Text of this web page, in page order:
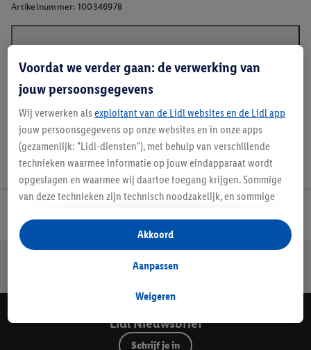
Artikelnummer: 100346978
Veilig winkelen
Lidl Nieuwsbrief
Schrijf je in
Voordat we verder gaan: de verwerking van
jouw persoonsgegevens
Wij verwerken als exploitant van de Lidl websites en de Lidl app
jouw persoonsgegevens op onze websites en in onze apps
(gezamenlijk: "Lidl-diensten"), met behulp van verschillende
technieken waarmee informatie op jouw eindapparaat wordt
opgeslagen en waarmee wij daartoe toegang krijgen. Sommige
van deze technieken zijn technisch noodzakelijk, en sommige
opslaan van voorkeursinstellingen, het verzamelen en
analyseren van statistieken of voor het tonen van
gepersonaliseerde reclame binnen en buiten de Lidl-diensten.
gegevens over jouw aankoopgedrag in de winkel ook voor de
Als je hier toestemming geeft aan ons voor het personaliseren
van reclame en als je vervolgens een Lidl Plus-account
Weigeren
Aanpassen
Akkoord